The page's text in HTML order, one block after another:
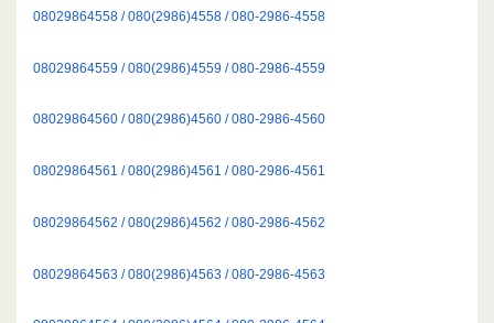
08029864558 / 080(2986)4558 / 080-2986-4558
08029864559 / 080(2986)4559 / 080-2986-4559
08029864560 / 080(2986)4560 / 080-2986-4560
08029864561 / 080(2986)4561 / 080-2986-4561
08029864562 / 080(2986)4562 / 080-2986-4562
08029864563 / 080(2986)4563 / 080-2986-4563